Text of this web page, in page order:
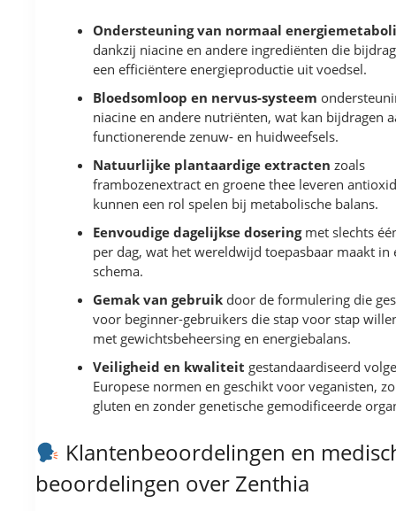
Ondersteuning van normaal
dankzij niacine en andere ingrediënten die
een efficiëntere energieproductie uit voedsel.
Bloedsomloop en nervus-systeem
niacine en andere nutriënten, wat kan bijdragen
functionerende zenuw- en huidweefsels.
Natuurlijke plantaardige extracten zoals
frambozenextract en groene thee leveren
kunnen een rol spelen bij metabolische balans.
Eenvoudige dagelijkse doseringmet slechts
per dag, wat het wereldwijd toepasbaar maakt in
schema.
Gemak van gebruik door de formulering die
voor beginner-gebruikers die stap voor stap
met gewichtsbeheersing en energiebalans.
Veiligheid en kwaliteit gestandaardiseerd
Europese normen en geschikt voor veganisten,
gluten en zonder genetische gemodificeerde
Klantenbeoordelingen en
beoordelingen over Zenthia